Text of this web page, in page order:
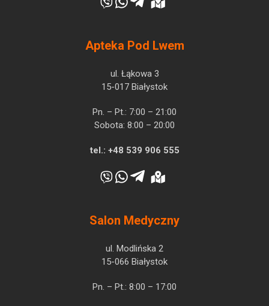
Apteka Pod Lwem
ul. Łąkowa 3
15-017 Białystok
Pn. – Pt.: 7:00 – 21:00
Sobota: 8:00 – 20:00
tel.: +48 539 906 555
Salon Medyczny
ul. Modlińska 2
15-066 Białystok
Pn. – Pt.: 8:00 – 17:00